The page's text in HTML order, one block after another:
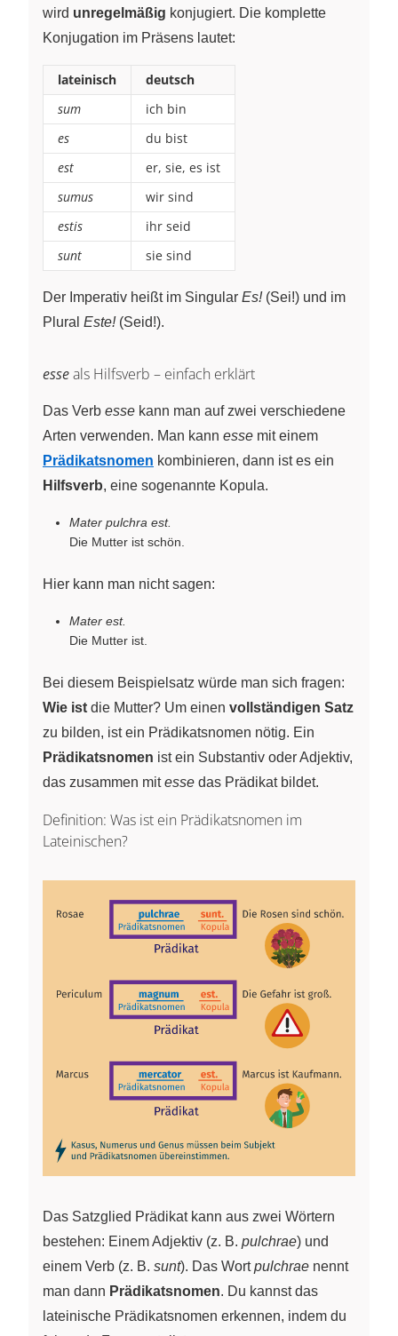
wird unregelmäßig konjugiert. Die komplette
Konjugation im Präsens lautet:
lateinisch
deutsch
sum
ich bin
es
du bist
est
er, sie, es ist
sumus
wir sind
estis
ihr seid
sunt
sie sind
Der Imperativ heißt im Singular Es!(Sei!) und im
Plural Este!(Seid!).
esseals Hilfsverb – einfach erklärt
Das Verb esse kann man auf zwei verschiedene
Arten verwenden. Man kann esse mit einem
Prädikatsnomen kombinieren, dann ist es ein
Hilfsverb, eine sogenannte Kopula.
Mater pulchra est.
Die Mutter ist schön.
Hier kann man nicht sagen:
Mater est.
Die Mutter ist.
Bei diesem Beispielsatz würde man sich fragen:
Wie ist die Mutter? Um einen vollständigen Satz
zu bilden, ist ein Prädikatsnomen nötig. Ein
Prädikatsnomen ist ein Substantiv oder Adjektiv,
das zusammen mitesse das Prädikat bildet.
Definition: Was ist ein Prädikatsnomen im
Lateinischen?
Das Satzglied Prädikat kann aus zwei Wörtern
bestehen: Einem Adjektiv (z. B. pulchrae) und
einem Verb (z. B. sunt). Das Wortpulchrae nennt
man dann Prädikatsnomen. Du kannst das
lateinische Prädikatsnomen erkennen, indem du